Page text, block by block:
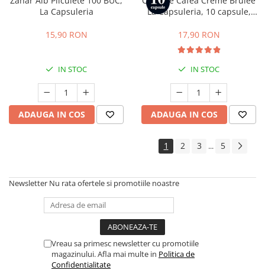
La Capsuleria
15,90 RON
IN STOC
ADAUGA IN COS
La Capsuleria, 10 capsule,
17,90 RON
IN STOC
ADAUGA IN COS
1 2 3 ... 5
Newsletter Nu rata ofertele si promotiile noastre
Vreau sa primesc newsletter cu promotiile
magazinului. Afla mai multe in Politica de
Confidentialitate